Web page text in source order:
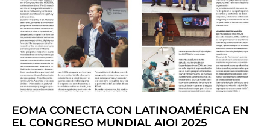
EOMA CONECTA CON LATINOAMÉRICA EN
EL CONGRESO MUNDIAL AIOI 2025